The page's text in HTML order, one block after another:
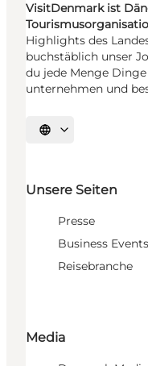
VisitDenmark ist
Highlights des
buchstäblich unser
du jede Menge
unternehmen und
Sprache auswählen
Unsere Seiten
Presse
Business Events
Reisebranche
Media